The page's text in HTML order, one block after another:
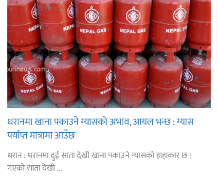
धरानमा खाना पकाउने ग्यासको अभाव, आयल भन्छ : ग्यास
पर्याप्त मात्रामा आउँछ
धरान : धरानमा दुई साता देखी खाना पकाउने ग्यासको हाहाकार छ ।
गएको साता देखी ...